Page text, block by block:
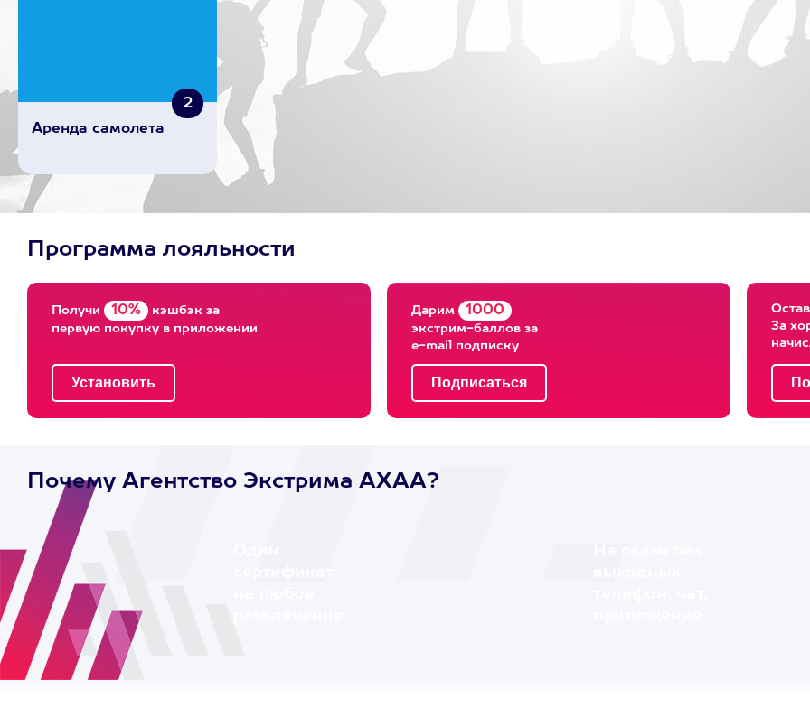
2
Аренда самолета
Программа лояльности
Получи 10% кэшбэк за
первую покупку в приложении
Дарим 1000
экстрим-баллов за
e-mail подписку
За
Почему Агентство Экстрима AXAA?